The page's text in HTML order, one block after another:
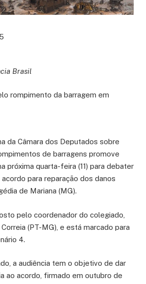
Brasil
rompimento da barragem em
da Câmara dos Deputados sobre
de barragens promove
próxima quarta-feira (11) para debater
para reparação dos danos
de Mariana (MG).
pelo coordenador do colegiado,
(PT-MG), e está marcado para
4.
a audiência tem o objetivo de dar
ao acordo, firmado em outubro de